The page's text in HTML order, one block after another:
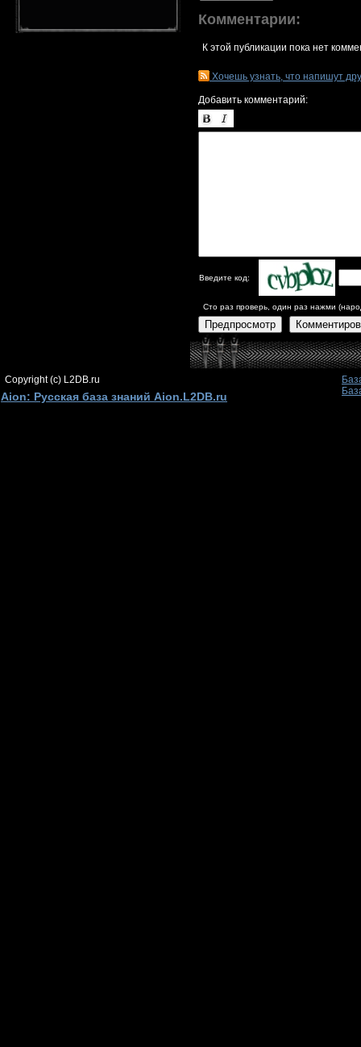
Комментарии:
К этой публикации пока нет
Хочешь узнать, что напишут
Добавить комментарий:
Введите код:
Сто раз проверь, один раз нажми
Предпросмотр
Copyright (c) L2DB.ru
Aion: Русская база знаний Aion.L2DB.ru